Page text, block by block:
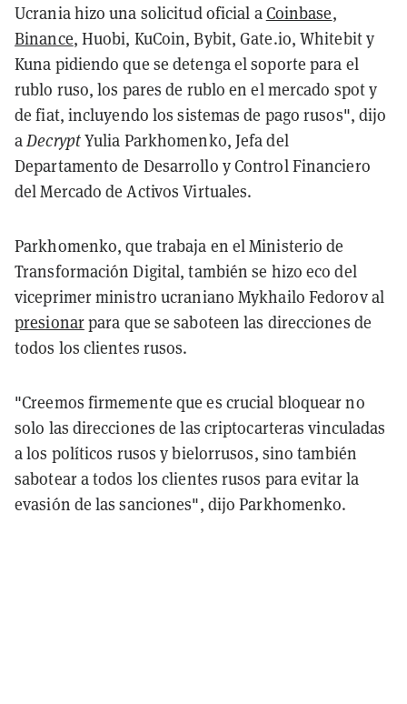
Ucrania hizo una solicitud oficial aCoinbase,
Binance, Huobi, KuCoin, Bybit, Gate.io, Whitebit y
Kuna pidiendo que se detenga el soporte para el
rublo ruso, los pares de rublo en el mercado spot y
de fiat, incluyendo los sistemas de pago rusos", dijo
aDecryptYulia Parkhomenko, Jefa del
Departamento de Desarrollo y Control Financiero
del Mercado de Activos Virtuales.
Parkhomenko, que trabaja en el Ministerio de
Transformación Digital, también se hizo eco del
viceprimer ministro ucraniano Mykhailo Fedorov al
presionarpara que se saboteen las direcciones de
todos los clientes rusos.
"Creemos firmemente que es crucial bloquear no
solo las direcciones de las criptocarteras vinculadas
a los políticos rusos y bielorrusos, sino también
sabotear a todos los clientes rusos para evitar la
evasión de las sanciones", dijo Parkhomenko.